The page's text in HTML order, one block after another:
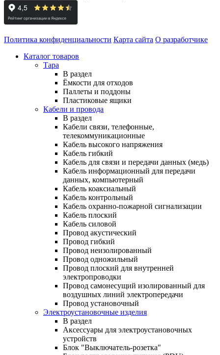
Политика конфиденциальности Карта сайта О разработчике
Каталог товаров
Тара
В раздел
Ёмкости для отходов
Паллеты и поддоны
Пластиковые ящики
Кабели и провода
В раздел
Кабели связи, телефонные,
телекоммуникационные
Кабель высокого напряжения
Кабель гибкий
Кабель для связи и передачи данных (медь)
Кабель информационный для передачи
данных, компьютерный
Кабель коаксиальный
Кабель контрольный
Кабель охранно-пожарной сигнализации
Кабель плоский
Кабель силовой
Провод акустический
Провод гибкий
Провод неизолированный
Провод одножильный
Провод плоский для внутренней
электропроводки
Провод самонесущий изолированный для
воздушных линий электропередачи
Провод установочный
Электроустановочные изделия
В раздел
Аксессуары для электроустановочных
устройств
Блок "Выключатель-розетка"